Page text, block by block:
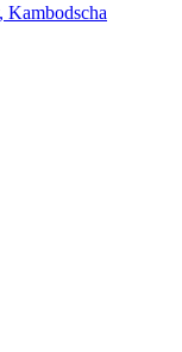
Kambodscha